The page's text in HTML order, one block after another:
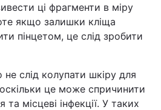
ці фрагменти в міру
якщо залишки кліща
пінцетом, це слід зробити
слід колупати шкіру для
це може спричинити
та місцеві інфекції. У таких